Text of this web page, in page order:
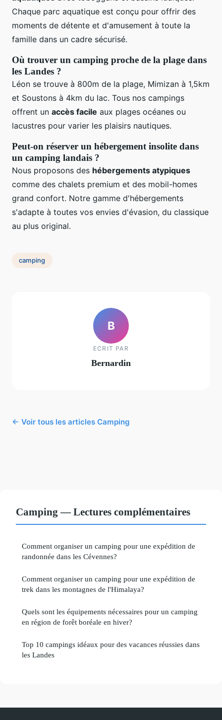
Chaque parc aquatique est conçu pour offrir des
moments de détente et d'amusement à toute la
famille dans un cadre sécurisé.
Où trouver un camping proche de la plage dans
les Landes ?
Léon se trouve à 800m de la plage, Mimizan à 1,5km
et Soustons à 4km du lac. Tous nos campings
offrent un accès facile aux plages océanes ou
lacustres pour varier les plaisirs nautiques.
Peut-on réserver un hébergement insolite dans
un camping landais ?
Nous proposons des hébergements atypiques
comme des chalets premium et des mobil-homes
grand confort. Notre gamme d'hébergements
s'adapte à toutes vos envies d'évasion, du classique
au plus original.
camping
B
ECRIT PAR
Bernardin
← Voir tous les articles Camping
Camping — Lectures complémentaires
Comment organiser un camping pour une expédition de
randonnée dans les Cévennes?
Comment organiser un camping pour une expédition de
trek dans les montagnes de l'Himalaya?
Quels sont les équipements nécessaires pour un camping
en région de forêt boréale en hiver?
Top 10 campings idéaux pour des vacances réussies dans
les Landes